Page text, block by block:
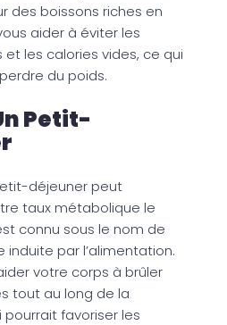
des boissons riches en
aider à éviter les
et les calories vides, ce qui
du poids.
Petit-
déjeuner peut
taux métabolique le
connu sous le nom de
par l’alimentation.
votre corps à brûler
tout au long de la
pourrait favoriser les